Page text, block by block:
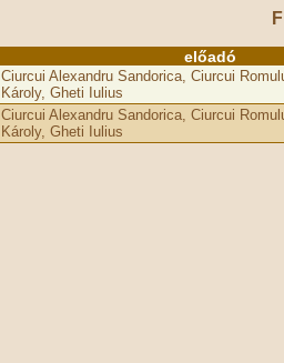
előadó
Ciurcui Alexandru Sandorica, Ciurcui
Károly, Gheti Iulius
Ciurcui Alexandru Sandorica, Ciurcui
Károly, Gheti Iulius